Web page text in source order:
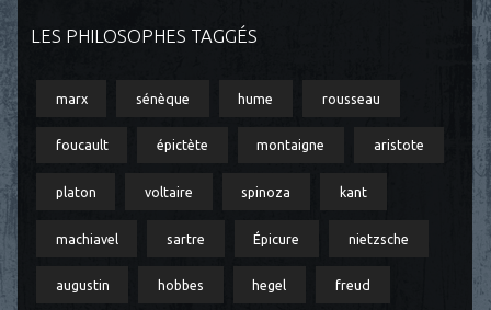
LES PHILOSOPHES TAGGÉS
marx sénèque hume rousseau
foucault épictète montaigne aristote
platon voltaire spinoza kant
machiavel sartre Épicure nietzsche
augustin hobbes hegel freud